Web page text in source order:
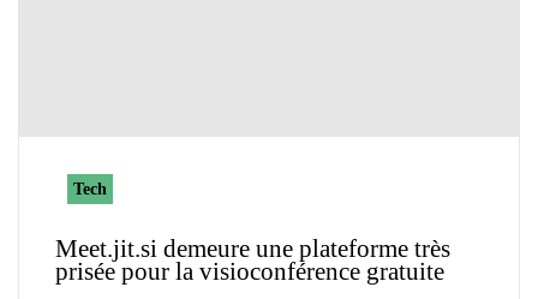
Tech
Meet.jit.si demeure une plateforme très
prisée pour la visioconférence gratuite